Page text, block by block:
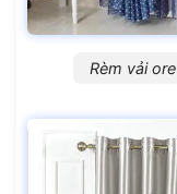
Rèm vải